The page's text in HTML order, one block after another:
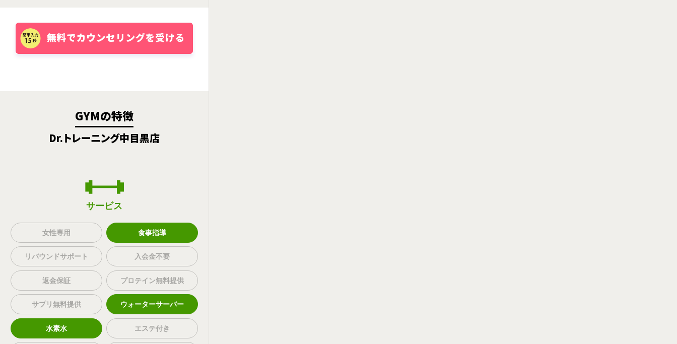
GYMの特徴
Dr.トレーニング中目黒店
サービス
女性専用 食事指導
リバウンドサポート 入会金不要
返金保証 プロテイン無料提供
サプリ無料提供 ウォーターサーバー
水素水 エステ付き